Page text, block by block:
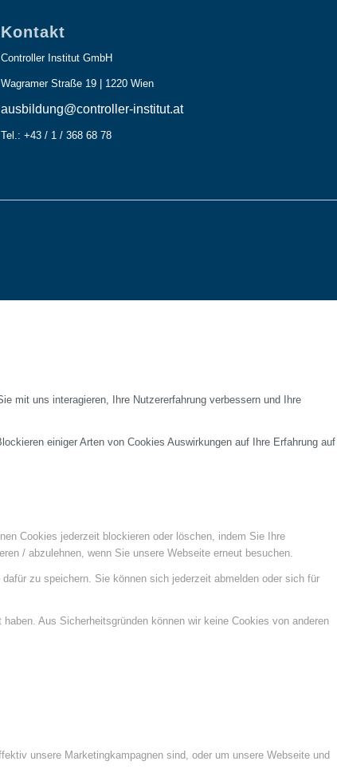
Kontakt
Controller Institut GmbH
Wagramer Straße 19 | 1220 Wien
ausbildung@controller-institut.at
Tel.: +43 / 1 / 368 68 78
mit uns interagieren, Ihre Nutzererfahrung verbessern und Ihre
einiger Arten von Cookies Auswirkungen auf Ihre Erfahrung auf
Cookies jederzeit blockieren oder löschen, indem Sie Ihre
/ abzulehnen, wenn Sie unsere Webseite erneut besuchen.
zu speichern. Sie können sich jederzeit abmelden oder sich für
Aus Sicherheitsgründen können wir keine Cookies von anderen
unsere Marketingkampagnen sind, oder um unsere Webseite und